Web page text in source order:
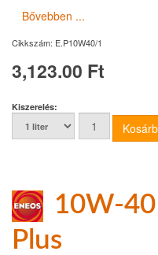
Bővebben ...
Cikkszám: E.P10W40/1
3,123.00 Ft
Kiszerelés:
10W-40
Plus